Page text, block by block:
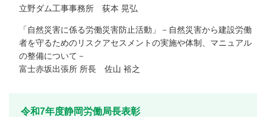
立野ダム工事事務所 荻本 晃弘
「自然災害に係る労働災害防止活動」－自然災害から建設労働
者を守るためのリスクアセスメントの実施や体制、マニュアル
の整備について－
富士赤坂出張所 所長 佐山 裕之
令和7年度静岡労働局長表彰